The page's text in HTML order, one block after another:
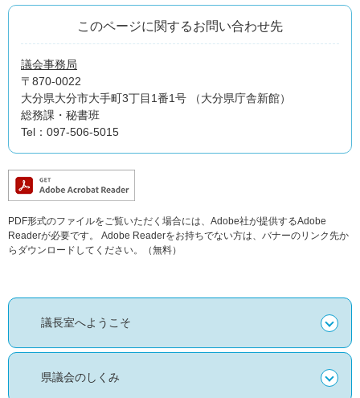
このページに関するお問い合わせ先
議会事務局
〒870-0022
大分県大分市大手町3丁目1番1号 （大分県庁舎新館）
総務課・秘書班
Tel：097-506-5015
PDF形式のファイルをご覧いただく場合には、Adobe社が提供するAdobe
Readerが必要です。
Adobe Readerをお持ちでない方は、バナーのリンク先か
らダウンロードしてください。（無料）
議長室へようこそ
県議会のしくみ